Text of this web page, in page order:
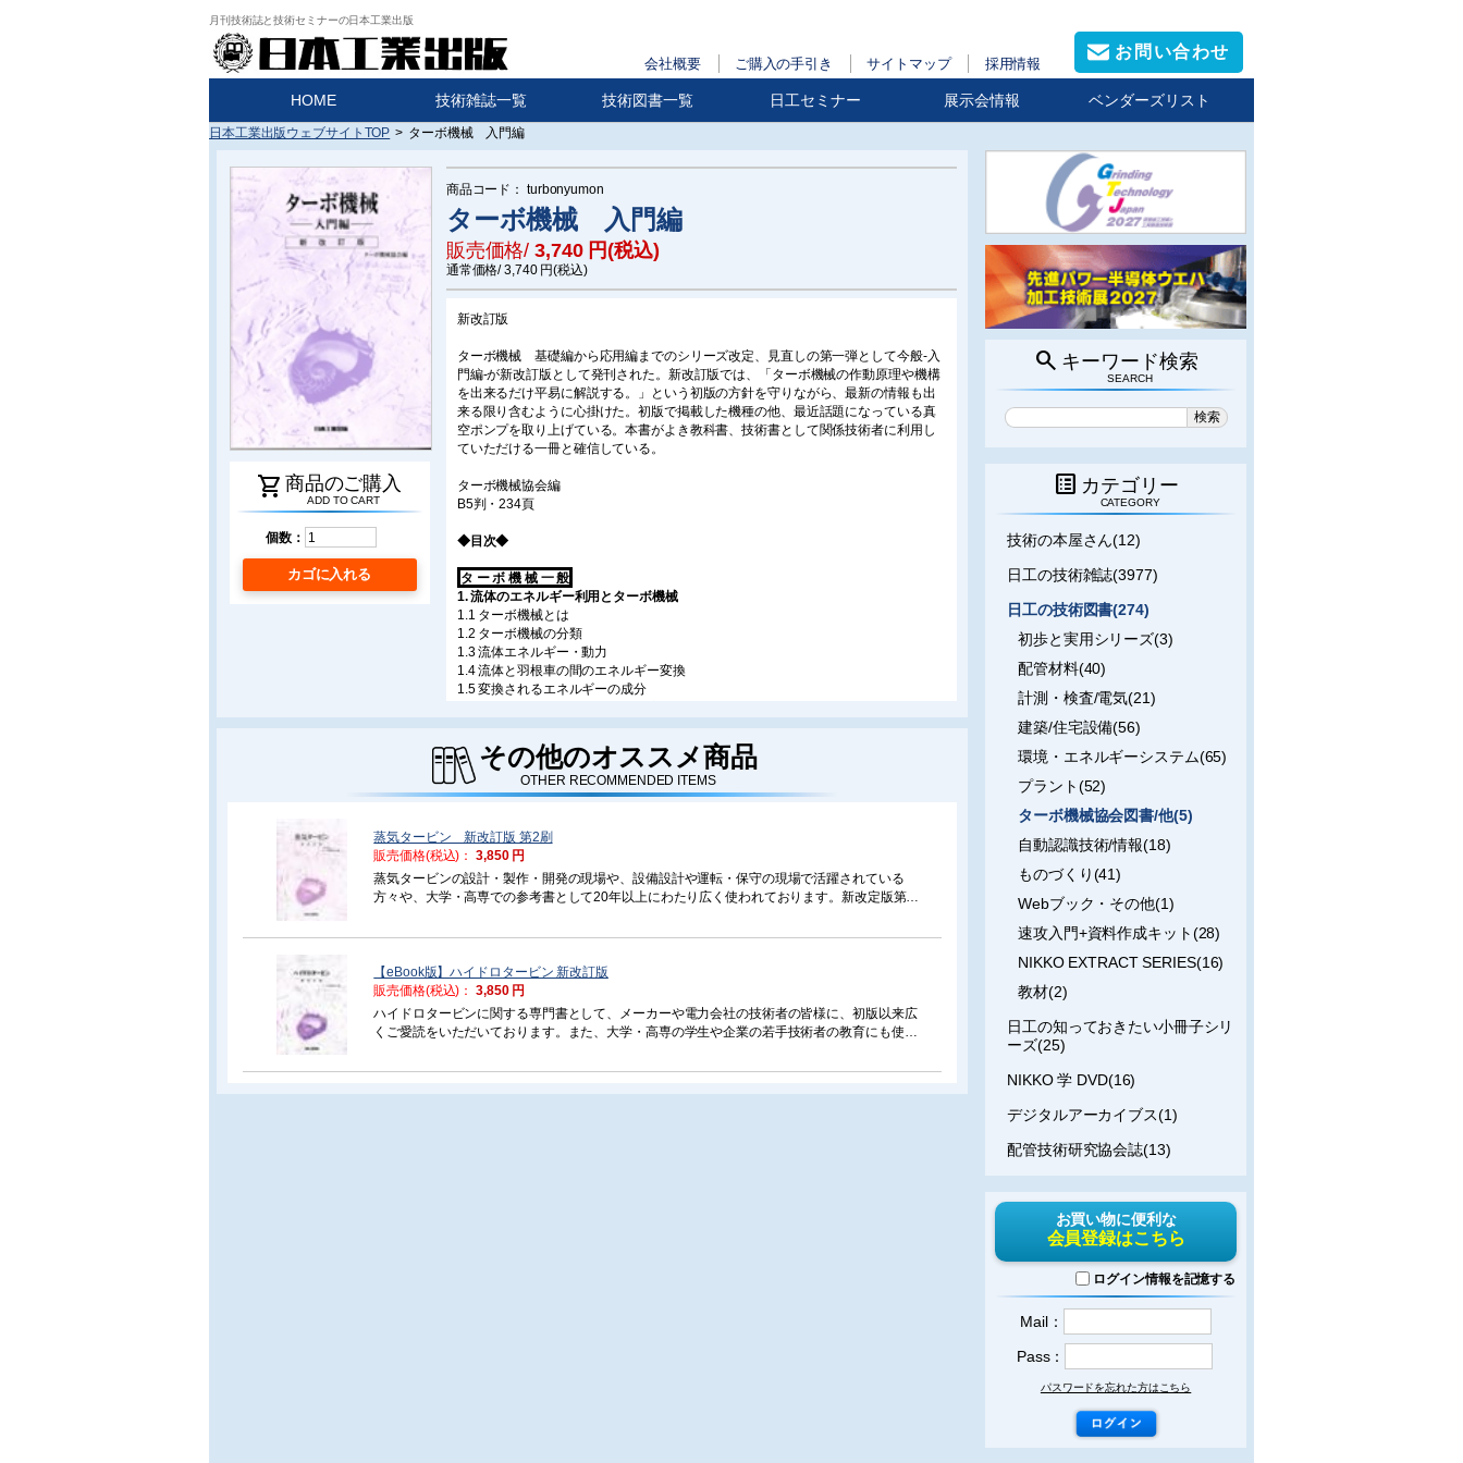
月刊技術誌と技術セミナーの日本工業出版
会社概要 ご購入の手引き サイトマップ 採用情報
お問い合わせ
HOME 技術雑誌一覧 技術図書一覧 日工セミナー 展示会情報 ベンダーズリスト
日本工業出版ウェブサイトTOP > ターボ機械 入門編
shopping_cart 商品のご購入
ADD TO CART
個数：
カゴに入れる
商品コード： turbonyumon
ターボ機械 入門編
販売価格/ 3,740円(税込)
通常価格/ 3,740円(税込)
新改訂版
ターボ機械 基礎編から応用編までのシリーズ改定、見直しの第一弾として今般‐入
門編‐が新改訂版として発刊された。新改訂版では、「ターボ機械の作動原理や機構
を出来るだけ平易に解説する。」という初版の方針を守りながら、最新の情報も出
来る限り含むように心掛けた。初版で掲載した機種の他、最近話題になっている真
空ポンプを取り上げている。本書がよき教科書、技術書として関係技術者に利用し
ていただける一冊と確信している。
ターボ機械協会編
B5判・234頁
◆目次◆
タ ー ボ 機 械 一 般
1. 流体のエネルギー利用とターボ機械
1.1 ターボ機械とは
1.2 ターボ機械の分類
1.3 流体エネルギー・動力
1.4 流体と羽根車の間のエネルギー変換
1.5 変換されるエネルギーの成分
1.例題
2.ターボ機械の構成要素と内部流れ
2.1 おもな構成要素
2.2 遠心羽根車
2.4 斜流羽根車
2.5 固定流路
2.6 軸封装置
2.例題
3.3 運転
3.4 キャビテーション
3.6 水撃現象
3. 例題
代表的なターボ機械
その他のオススメ商品
OTHER RECOMMENDED ITEMS
蒸気タービン 新改訂版 第2刷
販売価格(税込)：
3,850 円
蒸気タービンの設計・製作・開発の現場や、設備設計や運転・保守の現場で活躍されている
方々や、大学・高専での参考書として20年以上にわたり広く使われております。新改定版第2
巻末に主要な蒸気タービンの実績一覧も追加され、より実用性が高まりました。
【eBook版】ハイドロタービン 新改訂版
販売価格(税込)：
3,850 円
ハイドロタービンに関する専門書として、メーカーや電力会社の技術者の皆様に、初版以来広
くご愛読をいただいております。また、大学・高専の学生や企業の若手技術者の教育にも使え
りながら、最新情報もできるだけ含むように心がけ、改訂を行いました。
search キーワード検索
SEARCH
list_alt カテゴリー
CATEGORY
技術の本屋さん(12)
日工の技術雑誌(3977)
日工の技術図書(274)
初歩と実用シリーズ(3)
配管材料(40)
計測・検査/電気(21)
建築/住宅設備(56)
環境・エネルギーシステム(65)
プラント(52)
ターボ機械協会図書/他(5)
自動認識技術/情報(18)
ものづくり(41)
Webブック・その他(1)
速攻入門+資料作成キット(28)
NIKKO EXTRACT SERIES(16)
教材(2)
日工の知っておきたい小冊子シリ
ーズ(25)
NIKKO 学 DVD(16)
デジタルアーカイブス(1)
配管技術研究協会誌(13)
お買い物に便利な
会員登録はこちら
ログイン情報を記憶する
Mail：
Pass：
パスワードを忘れた方はこちら